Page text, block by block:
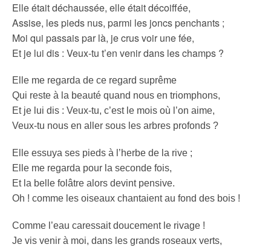
Elle était déchaussée, elle était décoiffée,
Assise, les pieds nus, parmi les joncs penchants ;
Moi qui passais par là, je crus voir une fée,
Et je lui dis : Veux-tu t’en venir dans les champs ?
Elle me regarda de ce regard suprême
Qui reste à la beauté quand nous en triomphons,
Et je lui dis : Veux-tu, c’est le mois où l’on aime,
Veux-tu nous en aller sous les arbres profonds ?
Elle essuya ses pieds à l’herbe de la rive ;
Elle me regarda pour la seconde fois,
Et la belle folâtre alors devint pensive.
Oh ! comme les oiseaux chantaient au fond des bois !
Comme l’eau caressait doucement le rivage !
Je vis venir à moi, dans les grands roseaux verts,